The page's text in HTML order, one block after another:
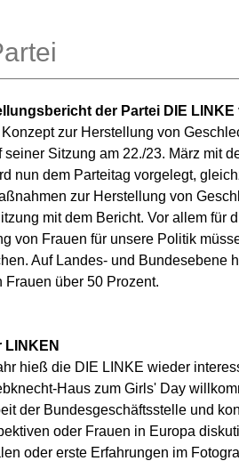
der Partei DIE
zur Herstellung von
seiner Sitzung am 22./23. März mit
nun dem Parteitag vorgelegt,
zur Herstellung von
mit dem Bericht. Vor allem für
von Frauen für unsere Politik
Auf Landes- und Bundesebene
Frauen über 50 Prozent.
LINKEN
hieß die DIE LINKE wieder
Haus zum Girls' Day
der Bundesgeschäftsstelle und
oder Frauen in Europa
oder erste Erfahrungen im